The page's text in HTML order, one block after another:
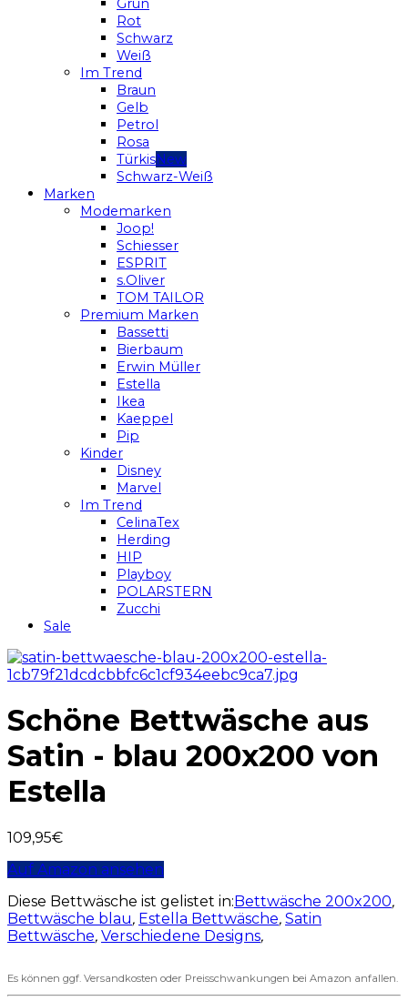
Grün
Rot
Schwarz
Weiß
Im Trend
Braun
Gelb
Petrol
Rosa
Türkis
Schwarz-Weiß
Marken
Modemarken
Joop!
Schiesser
ESPRIT
s.Oliver
TOM TAILOR
Premium Marken
Bassetti
Bierbaum
Erwin Müller
Estella
Ikea
Kaeppel
Pip
Kinder
Disney
Marvel
Im Trend
CelinaTex
Herding
HIP
Playboy
POLARSTERN
Zucchi
Sale
Schöne Bettwäsche aus
Satin - blau 200x200 von
Estella
109,95€
Auf Amazon ansehen
Diese Bettwäsche ist gelistet in:Bettwäsche 200x200,
Bettwäsche blau, Estella Bettwäsche, Satin
Bettwäsche, Verschiedene Designs,
Es können ggf. Versandkosten oder Preisschwankungen bei Amazon anfallen.